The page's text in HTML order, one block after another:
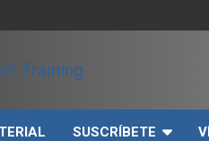
SUSCRÍBETE